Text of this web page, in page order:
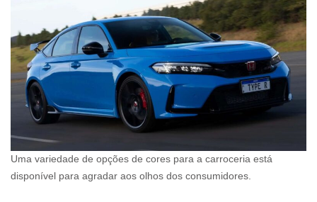
Uma variedade de opções de cores para a carroceria está
disponível para agradar aos olhos dos consumidores.